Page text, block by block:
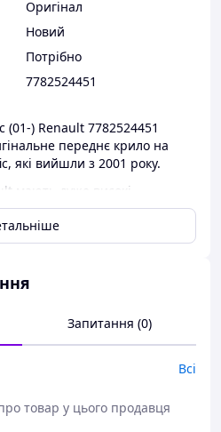
Оригінал
Новий
Потрібно
7782524451
(01-) Renault 7782524451
переднє крило на
які вийшли з 2001 року.
мають дуже високі
високу якість металу, а
і ми зможемо точно
зможете придбати в
за найбільш доступними
Запитання (0)
Всі
товар у цього продавця